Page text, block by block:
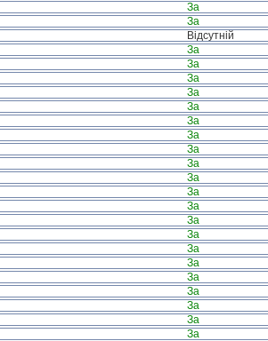
За
За
Відсутній
За
За
За
За
За
За
За
За
За
За
За
За
За
За
За
За
За
За
За
За
За